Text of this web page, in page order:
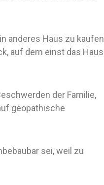
anderes Haus zu kaufen
auf dem einst das Haus
der Familie,
geopathische
sei, weil zu